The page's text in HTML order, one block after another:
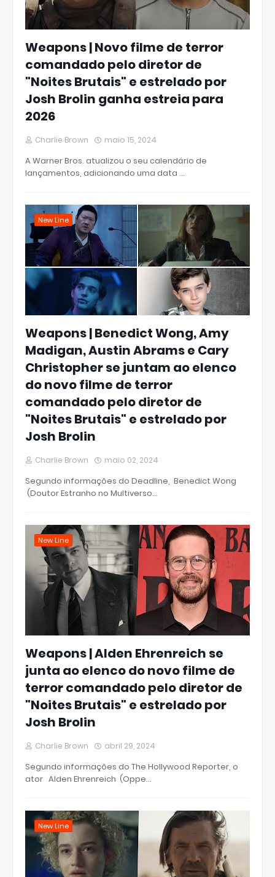
Weapons | Novo filme de terror
comandado pelo diretor de
"Noites Brutais" e estrelado por
Josh Brolin ganha estreia para
2026
Charlie Brown maio 15, 2024
A Warner Bros. atualizou o seu calendário de
lançamentos, adicionando uma data …
New Line
Weapons | Benedict Wong, Amy
Madigan, Austin Abrams e Cary
Christopher se juntam ao elenco
do novo filme de terror
comandado pelo diretor de
"Noites Brutais" e estrelado por
Josh Brolin
Charlie Brown maio 02, 2024
Segundo informações do Deadline, Benedict Wong
(Doutor Estranho no Multiverso…
New Line
Weapons | Alden Ehrenreich se
junta ao elenco do novo filme de
terror comandado pelo diretor de
"Noites Brutais" e estrelado por
Josh Brolin
Charlie Brown abril 29, 2024
Segundo informações do The Hollywood Reporter, o
ator Alden Ehrenreich (Oppe…
New Line